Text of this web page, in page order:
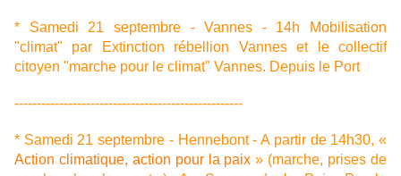
* Samedi 21 septembre - Vannes - 14h Mobilisation
"climat" par Extinction rébellion Vannes et le collectif
citoyen "marche pour le climat" Vannes. Depuis le Port
---------------------------------------------------
* Samedi 21 septembre - Hennebont - A partir de 14h30, «
Action climatique, action pour la paix » (marche, prises de